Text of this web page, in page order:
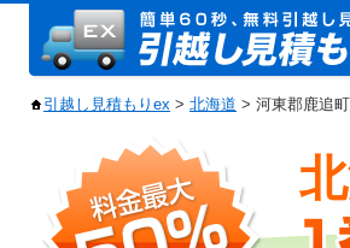
引越し見積もりex > 北海道 > 河東郡鹿追